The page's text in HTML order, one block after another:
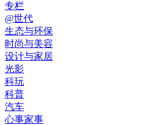
专栏
@世代
生态与环保
时尚与美容
设计与家居
光影
科玩
科普
汽车
心事家事